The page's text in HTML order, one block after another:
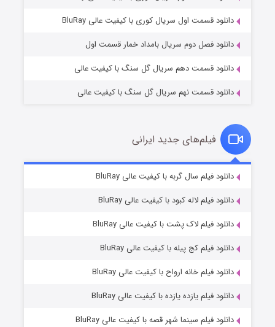
قسمت۲ (زیرنویس) منتشر شد
قسمت۷ (زیرنویس) منتشر شد
دانلود قسمت اول سریال کوری با کیفیت عالی BluRay
دانلود فصل دوم سریال بامداد خمار قسمت اول
دانلود قسمت دهم سریال گل سنگ با کیفیت عالی
دانلود قسمت نهم سریال گل سنگ با کیفیت عالی
فیلم‌های جدید ایرانی
دانلود فیلم سال گربه با کیفیت عالی BluRay
دانلود فیلم لاله کبود با کیفیت عالی BluRay
دانلود فیلم لاک پشت با کیفیت عالی BluRay
دانلود فیلم کج‌ پیله با کیفیت عالی BluRay
دانلود فیلم خانه ارواح با کیفیت عالی BluRay
دانلود فیلم یازده یازده با کیفیت عالی BluRay
دانلود فیلم سینما شهر قصه با کیفیت عالی BluRay